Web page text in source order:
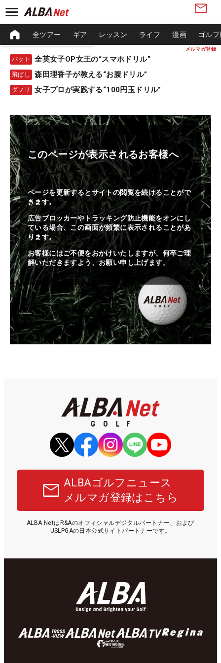
メルマガ登録
全ツアー ギア レッスン ライフ 漫画 ゴル
パット 全英女子OP女王の“スマホドリル”
飛ばし 森田理香子が教える“お腹ドリル”
ダフリ 女子プロが実践する“100円玉ドリル”
このページが表示されるお客様へ
ページを更新するとサイトの閲覧を続けることがで
きます。
広告ブロッカーやトラッキング防止機能をオンにし
ている場合、この画面が頻繁に表示されることがあ
ります。
お客様にはご不便をおかけいたしますが、何卒ご理
解いただきますよう、お願い申し上げます。
ALBAゴルフニュース
メルマガ登録はこちら
ALBA NetはR&Aのオフィシャルデジタルパートナー、および
USLPGAの日本公式サイトパートナーです。